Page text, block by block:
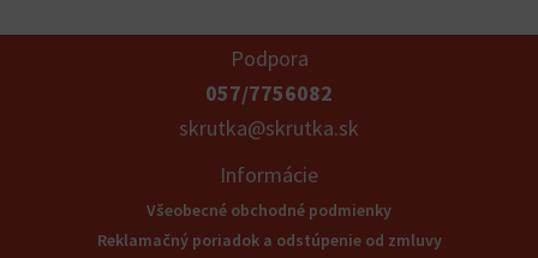
Podpora
057/7756082
skrutka@skrutka.sk
Informácie
Všeobecné obchodné podmienky
Reklamačný poriadok a odstúpenie od zmluvy